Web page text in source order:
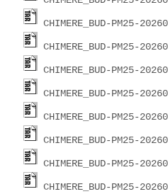
CHIMERE_BUD-PM25-
CHIMERE_BUD-PM25-
CHIMERE_BUD-PM25-
CHIMERE_BUD-PM25-
CHIMERE_BUD-PM25-
CHIMERE_BUD-PM25-
CHIMERE_BUD-PM25-
CHIMERE_BUD-PM25-